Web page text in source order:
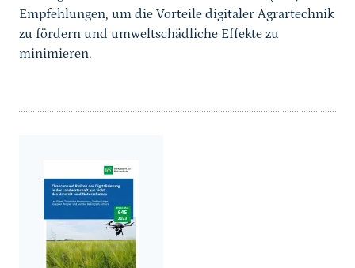
Empfehlungen, um die Vorteile digitaler Agrartechnik
zu fördern und umweltschädliche Effekte zu
minimieren.